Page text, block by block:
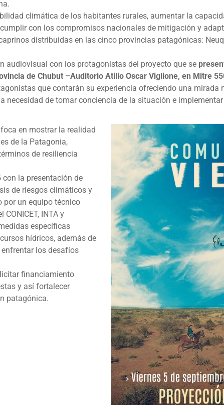
climática de los habitantes rurales, aumentar la
con los compromisos nacionales de mitigación y
distribuidas en las cinco provincias patagónicas:
audiovisual con los protagonistas del proyecto que se
de Chubut –Auditorio Atilio Oscar Viglione, en Mitre
que contarán su experiencia ofreciendo una mirada
necesidad de tomar conciencia de la situación e
en mostrar la realidad
de la Patagonia,
de resiliencia
con la presentación de
de riesgos climáticos y
por un equipo técnico
INTA y
específicas
hídricos, además de
los desafíos
financiamiento
y así fortalecer
patagónica.